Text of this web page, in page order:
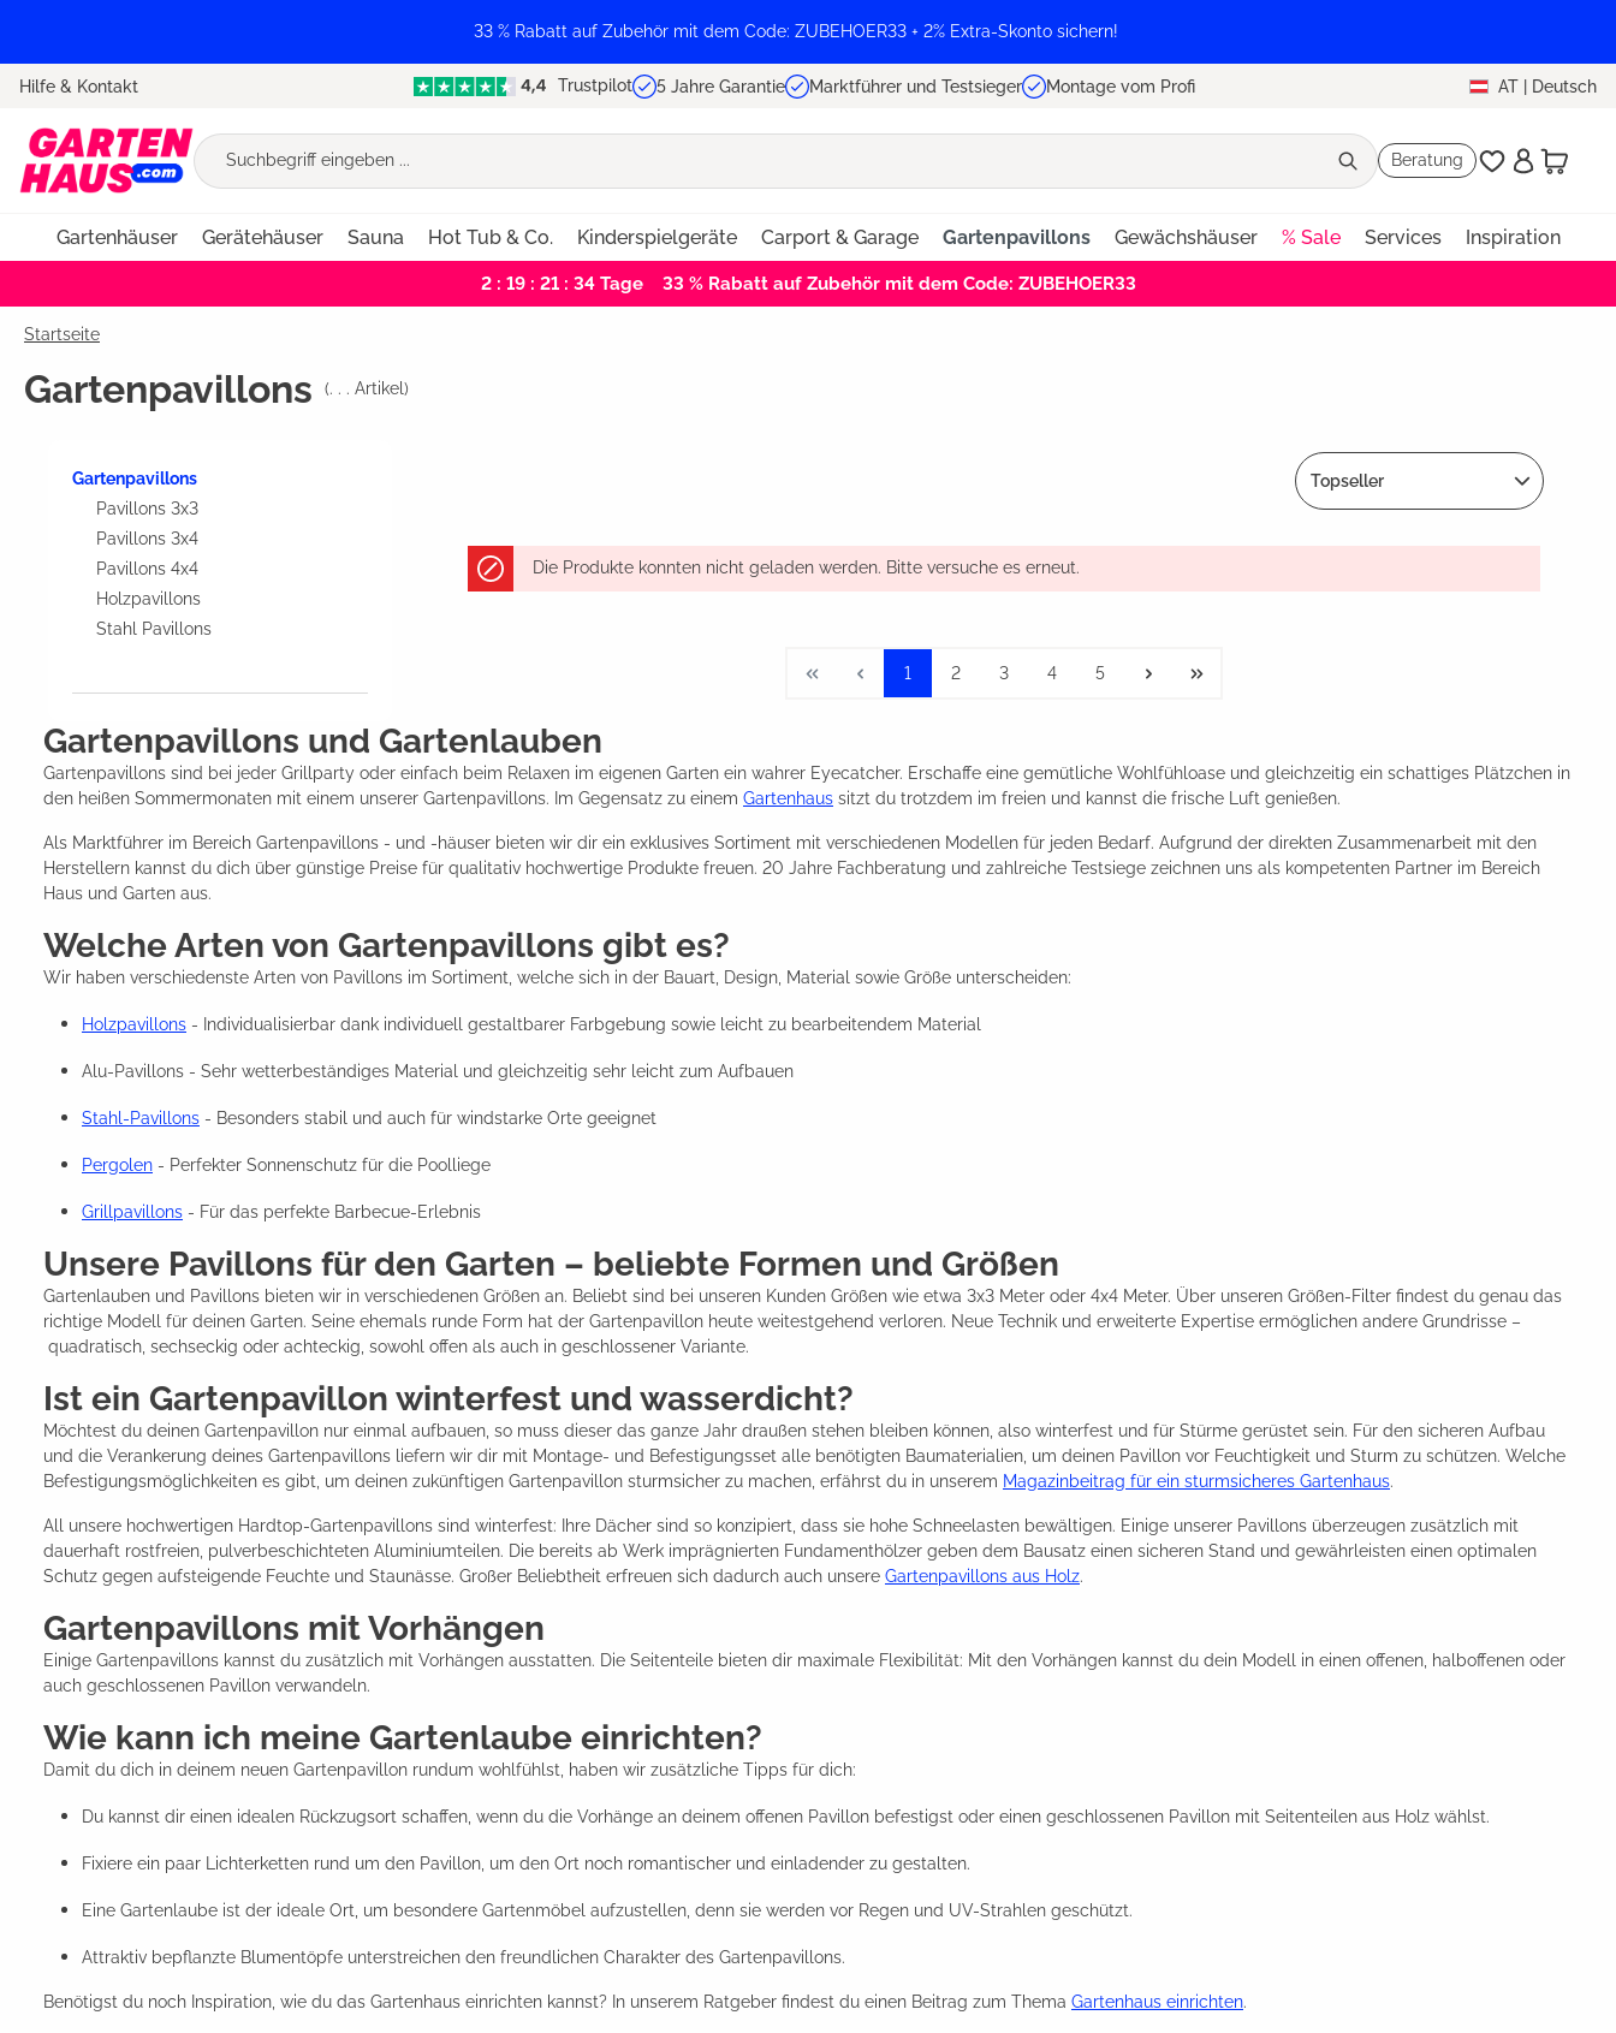
33 % Rabatt auf Zubehör mit dem Code: ZUBEHOER33 + 2% Extra-Skonto sichern!
Hilfe & Kontakt Trustpilot 5 Jahre Garantie Marktführer und Testsieger Montage vom Profi AT | Deutsch
Beratung
Gartenhäuser Gerätehäuser Sauna Hot Tub & Co. Kinderspielgeräte Carport & Garage Gartenpavillons Gewächshäuser % Sale Services Inspiration
2 : 19 : 21 : 34Tage 33 % Rabatt auf Zubehör mit dem Code: ZUBEHOER33
Startseite
Gartenpavillons (. . . Artikel)
Gartenpavillons
Pavillons 3x3
Pavillons 3x4
Pavillons 4x4
Holzpavillons
Stahl Pavillons
Topseller
Die Produkte konnten nicht geladen werden. Bitte versuche es erneut.
1 2 3 4 5
Gartenpavillons und Gartenlauben
Gartenpavillons sind bei jeder Grillparty oder einfach beim Relaxen im eigenen Garten ein wahrer Eyecatcher. Erschaffe eine gemütliche Wohlfühloase und gleichzeitig ein schattiges Plätzchen in
den heißen Sommermonaten mit einem unserer Gartenpavillons. Im Gegensatz zu einem Gartenhaus sitzt du trotzdem im freien und kannst die frische Luft genießen.
Als Marktführer im Bereich Gartenpavillons - und -häuser bieten wir dir ein exklusives Sortiment mit verschiedenen Modellen für jeden Bedarf. Aufgrund der direkten Zusammenarbeit mit den
Herstellern kannst du dich über günstige Preise für qualitativ hochwertige Produkte freuen. 20 Jahre Fachberatung und zahlreiche Testsiege zeichnen uns als kompetenten Partner im Bereich
Haus und Garten aus.
Welche Arten von Gartenpavillons gibt es?
Wir haben verschiedenste Arten von Pavillons im Sortiment, welche sich in der Bauart, Design, Material sowie Größe unterscheiden:
Holzpavillons - Individualisierbar dank individuell gestaltbarer Farbgebung sowie leicht zu bearbeitendem Material
Alu-Pavillons - Sehr wetterbeständiges Material und gleichzeitig sehr leicht zum Aufbauen
Stahl-Pavillons - Besonders stabil und auch für windstarke Orte geeignet
Pergolen - Perfekter Sonnenschutz für die Poolliege
Grillpavillons - Für das perfekte Barbecue-Erlebnis
Unsere Pavillons für den Garten – beliebte Formen und Größen
Gartenlauben und Pavillons bieten wir in verschiedenen Größen an. Beliebt sind bei unseren Kunden Größen wie etwa 3x3 Meter oder 4x4 Meter. Über unseren Größen-Filter findest du genau das
richtige Modell für deinen Garten. Seine ehemals runde Form hat der Gartenpavillon heute weitestgehend verloren. Neue Technik und erweiterte Expertise ermöglichen andere Grundrisse –
quadratisch, sechseckig oder achteckig, sowohl offen als auch in geschlossener Variante.
Ist ein Gartenpavillon winterfest und wasserdicht?
Möchtest du deinen Gartenpavillon nur einmal aufbauen, so muss dieser das ganze Jahr draußen stehen bleiben können, also winterfest und für Stürme gerüstet sein. Für den sicheren Aufbau
und die Verankerung deines Gartenpavillons liefern wir dir mit Montage- und Befestigungsset alle benötigten Baumaterialien, um deinen Pavillon vor Feuchtigkeit und Sturm zu schützen. Welche
Befestigungsmöglichkeiten es gibt, um deinen zukünftigen Gartenpavillon sturmsicher zu machen, erfährst du in unserem Magazinbeitrag für ein sturmsicheres Gartenhaus.
All unsere hochwertigen Hardtop-Gartenpavillons sind winterfest: Ihre Dächer sind so konzipiert, dass sie hohe Schneelasten bewältigen. Einige unserer Pavillons überzeugen zusätzlich mit
dauerhaft rostfreien, pulverbeschichteten Aluminiumteilen. Die bereits ab Werk imprägnierten Fundamenthölzer geben dem Bausatz einen sicheren Stand und gewährleisten einen optimalen
Schutz gegen aufsteigende Feuchte und Staunässe. Großer Beliebtheit erfreuen sich dadurch auch unsere Gartenpavillons aus Holz.
Gartenpavillons mit Vorhängen
Einige Gartenpavillons kannst du zusätzlich mit Vorhängen ausstatten. Die Seitenteile bieten dir maximale Flexibilität: Mit den Vorhängen kannst du dein Modell in einen offenen, halboffenen oder
auch geschlossenen Pavillon verwandeln.
Wie kann ich meine Gartenlaube einrichten?
Damit du dich in deinem neuen Gartenpavillon rundum wohlfühlst, haben wir zusätzliche Tipps für dich:
Du kannst dir einen idealen Rückzugsort schaffen, wenn du die Vorhänge an deinem offenen Pavillon befestigst oder einen geschlossenen Pavillon mit Seitenteilen aus Holz wählst.
Fixiere ein paar Lichterketten rund um den Pavillon, um den Ort noch romantischer und einladender zu gestalten.
Eine Gartenlaube ist der ideale Ort, um besondere Gartenmöbel aufzustellen, denn sie werden vor Regen und UV-Strahlen geschützt.
Attraktiv bepflanzte Blumentöpfe unterstreichen den freundlichen Charakter des Gartenpavillons.
Benötigst du noch Inspiration, wie du das Gartenhaus einrichten kannst? In unserem Ratgeber findest du einen Beitrag zum Thema Gartenhaus einrichten.